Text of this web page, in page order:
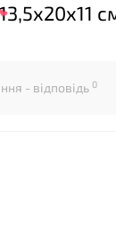
- відповідь 0